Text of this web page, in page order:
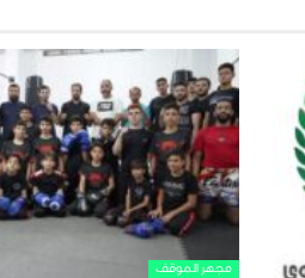
مجهر الموقف